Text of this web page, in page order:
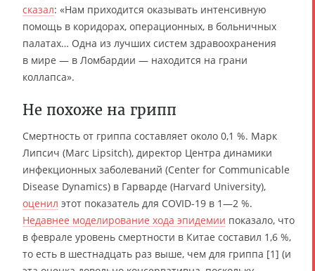
сказал: «Нам приходится оказывать интенсивную
помощь в коридорах, операционных, в больничных
палатах… Одна из лучших систем здравоохранения
в мире — в Ломбардии — находится на грани
коллапса».
Не похоже на грипп
Смертность от гриппа составляет около 0,1 %. Марк
Липсич (Marc Lipsitch), директор Центра динамики
инфекционных заболеваний (Center for Communicable
Disease Dynamics) в Гарварде (Harvard University),
оценил этот показатель для COVID-19 в 1—2 %.
Недавнее моделирование хода эпидемии показало, что
в феврале уровень смертности в Китае составил 1,6 %,
то есть в шестнадцать раз выше, чем для гриппа [1] (и